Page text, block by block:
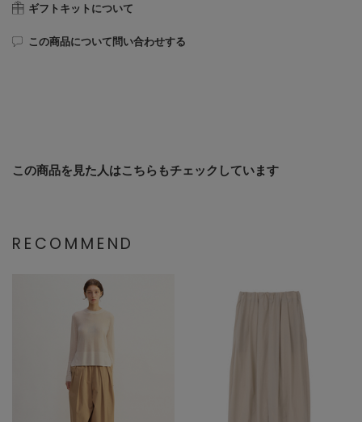
ギフトキットについて
この商品について問い合わせする
この商品を見た人はこちらもチェックしています
RECOMMEND